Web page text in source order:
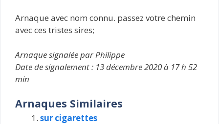
Arnaque avec nom connu. passez votre chemin
avec ces tristes sires;
Arnaque signalée par Philippe
Date de signalement : 13 décembre 2020 à 17 h 52
min
Arnaques Similaires
sur cigarettes